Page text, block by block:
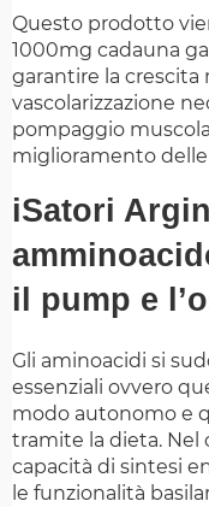
Questo prodotto
1000mg cadauna
garantire la crescita
vascolarizzazione
pompaggio
miglioramento
iSatori
il pump e
Gli aminoacidi si
essenziali ovvero
modo autonomo e
tramite la dieta. Nel
capacità di sintesi
le funzionalità